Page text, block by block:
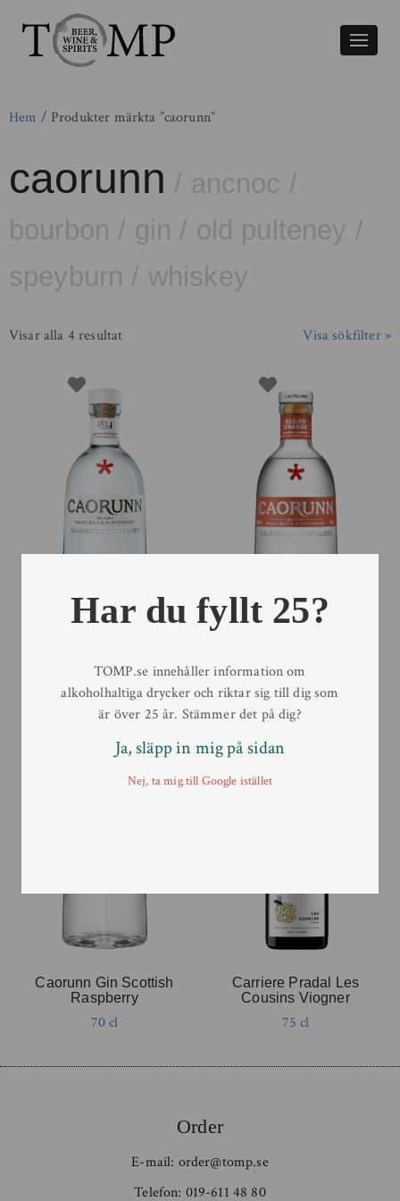
Växla
Hem / Produkter märkta ”caorunn”
caorunn / ancnoc /
bourbon / gin / old pulteney /
speyburn / whiskey
Visa sökfilter »
Visar alla 4 resultat
70 cl
70 cl
Caorunn Gin Scottish
Raspberry
70 cl
Carriere Pradal Les
Cousins Viogner
75 cl
Order
E-mail: order@tomp.se
Telefon: 019-611 48 80
Har du fyllt 25?
TOMP.se innehåller information om
alkoholhaltiga drycker och riktar sig till dig som
är över 25 år. Stämmer det på dig?
Ja, släpp in mig på sidan
Nej, ta mig till Google istället